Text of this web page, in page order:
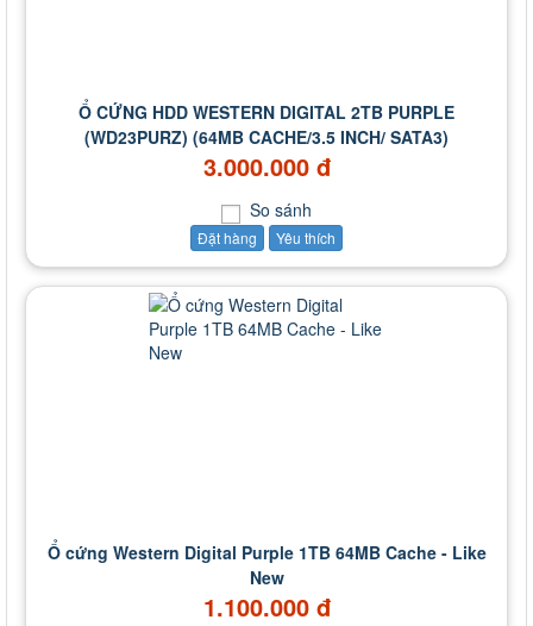
Ổ CỨNG HDD WESTERN DIGITAL 2TB PURPLE
(WD23PURZ) (64MB CACHE/3.5 INCH/ SATA3)
3.000.000 đ
So sánh
Đặt hàng Yêu thích
Ổ cứng Western Digital Purple 1TB 64MB Cache - Like
New
1.100.000 đ